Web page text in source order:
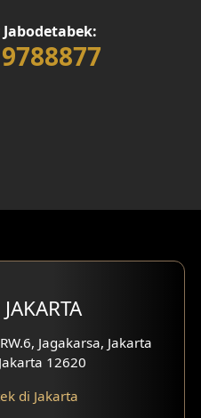
Jagakarsa, Jakarta
12620
di Jakarta